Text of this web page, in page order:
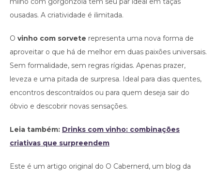
ousadas. A criatividade é ilimitada.
O vinho com sorvete representa uma nova forma de
aproveitar o que há de melhor em duas paixões universais.
Sem formalidade, sem regras rígidas. Apenas prazer,
leveza e uma pitada de surpresa. Ideal para dias quentes,
encontros descontraídos ou para quem deseja sair do
óbvio e descobrir novas sensações.
Leia também: Drinks com vinho: combinações
criativas que surpreendem
Este é um artigo original do O Cabernerd, um blog da